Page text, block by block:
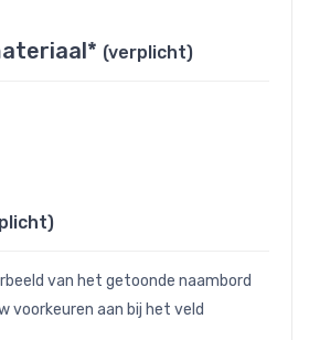
(verplicht)
van het getoonde naambord
voorkeuren aan bij het veld